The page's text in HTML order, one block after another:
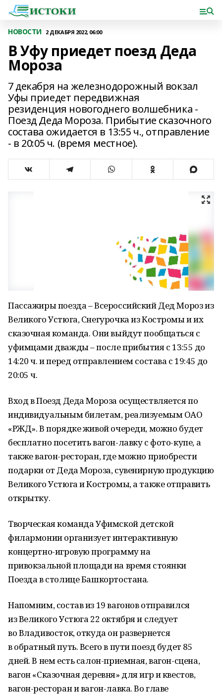
НОВОСТИ 2 ДЕКАБРЯ 2022, 06:00
В Уфу приедет поезд Деда
Мороза
7 декабря на железнодорожный вокзал
Уфы приедет передвижная
резиденция новогоднего волшебника -
Поезд Деда Мороза. Прибытие сказочного
состава ожидается в 13:55 ч., отправление
- в 20:05 ч. (время местное).
Пассажиры поезда – Всероссийский Дед Мороз из
Великого Устюга, Снегурочка из Костромы и их
сказочная команда. Они выйдут пообщаться с
уфимцами дважды – после прибытия с 13:55 до
14:20 ч. и перед отправлением состава с 19:45 до
20:05 ч.
Вход в Поезд Деда Мороза осуществляется по
индивидуальным билетам, реализуемым ОАО
«РЖД». В порядке живой очереди, можно будет
бесплатно посетить вагон-лавку с фото-купе, а
также вагон-ресторан, где можно приобрести
подарки от Деда Мороза, сувенирную продукцию
Великого Устюга и Костромы, а также отправить
открытку.
Творческая команда Уфимской детской
филармонии организует интерактивную
концертно-игровую программу на
привокзальной площади на время стоянки
Поезда в столице Башкортостана.
Напомним, состав из 19 вагонов отправился
из Великого Устюга 22 октября и следует
во Владивосток, откуда он развернется
в обратный путь. Всего в пути поезд будет 85
дней. В нем есть салон-приемная, вагон-сцена,
вагон «Сказочная деревня» для игр и квестов,
вагон-ресторан и вагон-лавка. Во главе